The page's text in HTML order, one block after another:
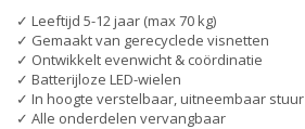
✓ Leeftijd 5-12 jaar (max 70 kg)
✓ Gemaakt van gerecyclede visnetten
✓ Ontwikkelt evenwicht & coördinatie
✓ Batterijloze LED-wielen
✓ In hoogte verstelbaar, uitneembaar stuur
✓ Alle onderdelen vervangbaar